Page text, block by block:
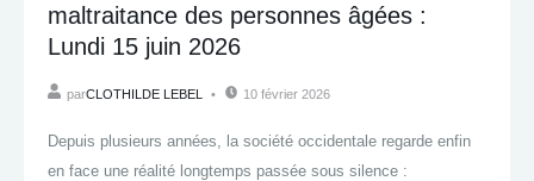
maltraitance des personnes âgées :
Lundi 15 juin 2026
parCLOTHILDE LEBEL 10 février 2026
Depuis plusieurs années, la société occidentale regarde enfin
en face une réalité longtemps passée sous silence :